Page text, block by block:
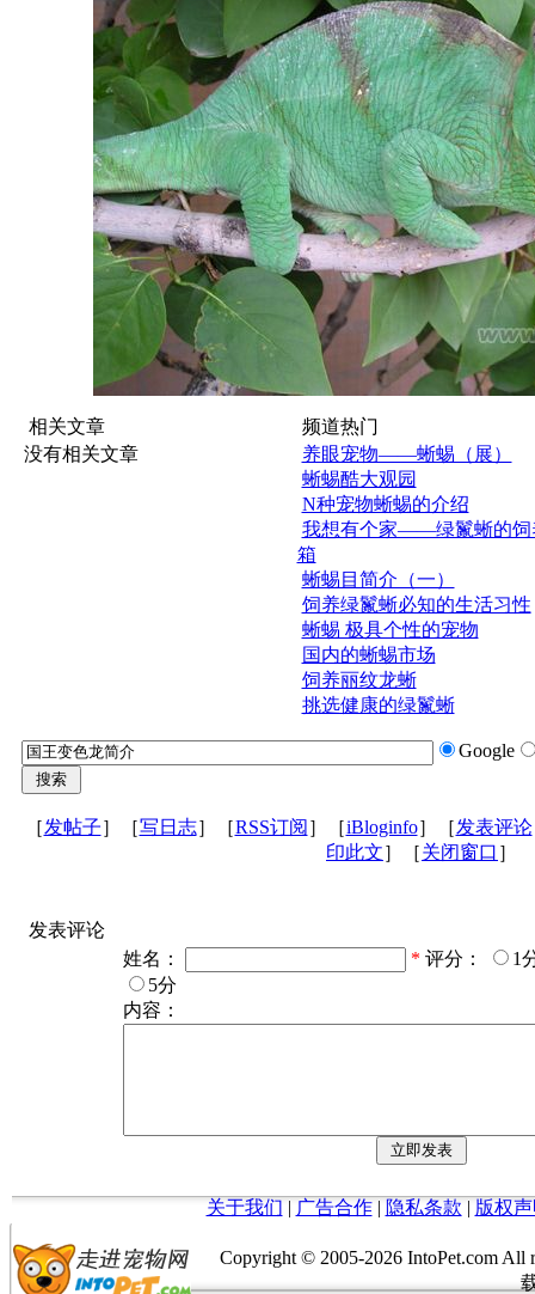
相关文章
没有相关文章
频道热门
养眼宠物——蜥蜴（展）
蜥蜴酷大观园
N种宠物蜥蜴的介绍
我想有个家——绿鬣蜥的饲
箱
蜥蜴目简介（一）
饲养绿鬣蜥必知的生活习性
蜥蜴 极具个性的宠物
国内的蜥蜴市场
饲养丽纹龙蜥
挑选健康的绿鬣蜥
Google
［发帖子］［写日志］［RSS订阅 ］［iBloginfo］［发表评论
印此文］［关闭窗口 ］
发表评论
姓名：
* 评分：
1
5分
内容：
关于我们 | 广告合作| 隐私条款 | 版权
Copyright © 2005-2026 IntoPet.com